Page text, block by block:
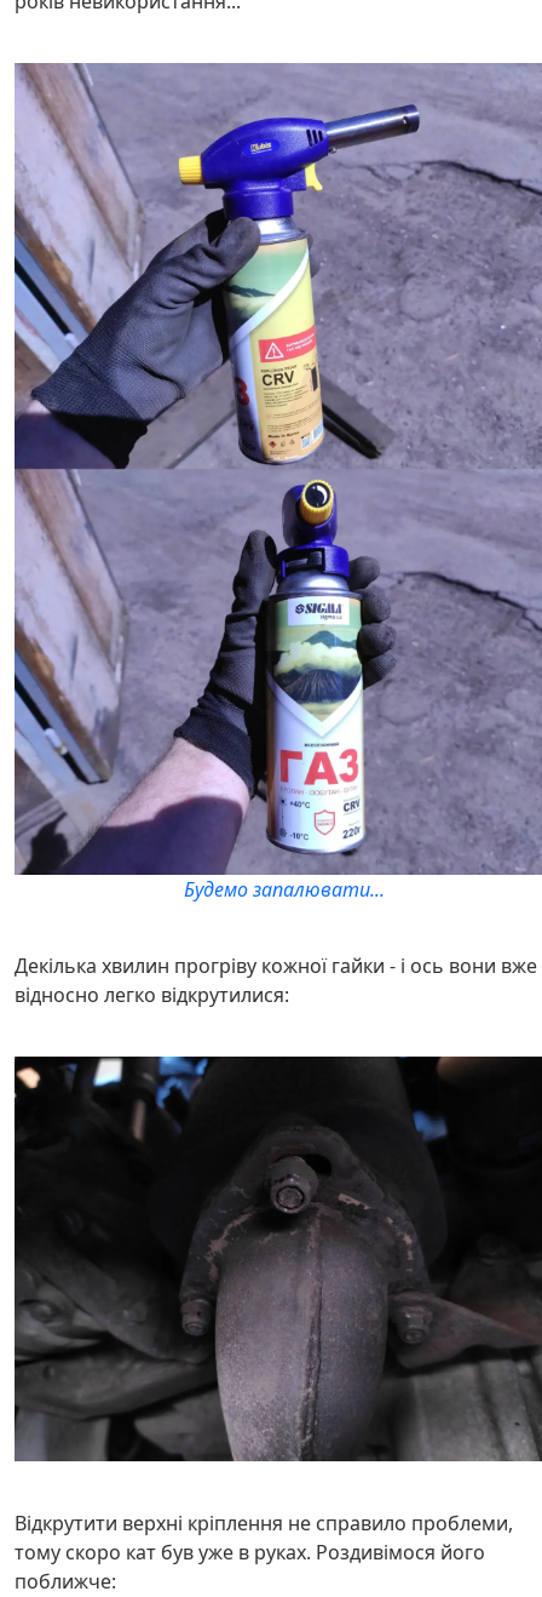
Будемо запалювати...
Декілька хвилин прогріву кожної гайки - і ось вони вже
відносно легко відкрутилися:
Відкрутити верхні кріплення не справило проблеми,
тому скоро кат був уже в руках. Роздивімося його
поближче: